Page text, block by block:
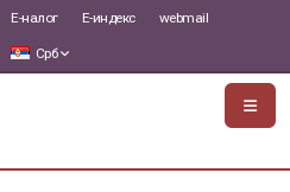
Е-налог Е-индекс webmail
Срб